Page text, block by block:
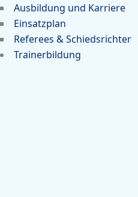
Ausbildung und Karriere
Einsatzplan
Referees & Schiedsrichter
Trainerbildung